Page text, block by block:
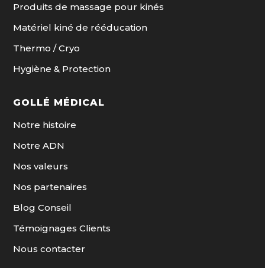
Produits de massage pour kinés
Matériel kiné de rééducation
Thermo / Cryo
Hygiène & Protection
GOLLÉ MÉDICAL
Notre histoire
Notre ADN
Nos valeurs
Nos partenaires
Blog Conseil
Témoignages Clients
Nous contacter